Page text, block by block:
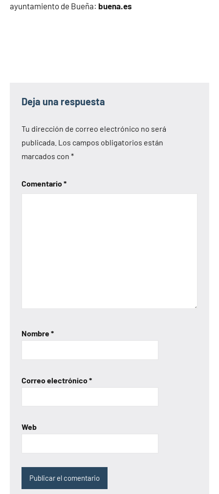
ayuntamiento de Bueña: buena.es
Deja una respuesta
Tu dirección de correo electrónico no será
publicada. Los campos obligatorios están
marcados con *
Comentario*
Nombre*
Correo electrónico*
Web